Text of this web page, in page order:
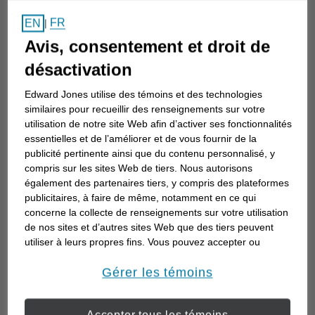
Comment choisir un
conseiller en investissement
Choisir un conseiller en investissement est
votre avenir. Voici comment commencer.
EN | FR
Avis, consentement et droit de
désactivation
Edward Jones utilise des témoins et des technologies
similaires pour recueillir des renseignements sur votre
utilisation de notre site Web afin d’activer ses fonctionnalités
essentielles et de l’améliorer et de vous fournir de la
publicité pertinente ainsi que du contenu personnalisé, y
compris sur les sites Web de tiers. Nous autorisons
également des partenaires tiers, y compris des plateformes
publicitaires, à faire de même, notamment en ce qui
concerne la collecte de renseignements sur votre utilisation
de nos sites et d’autres sites Web que des tiers peuvent
utiliser à leurs propres fins. Vous pouvez accepter ou
Pour en savoir plus sur la façon dont nous utilisons les
veuillez consulter notreDéclaration de confidentialité de
Gérer les témoins